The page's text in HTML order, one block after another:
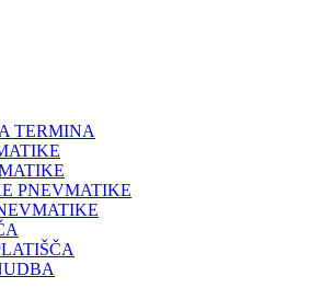
TERMINA
PNEVMATIKE